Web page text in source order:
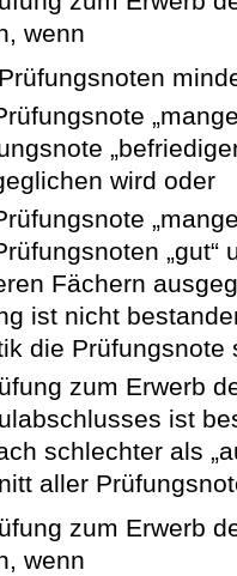
wenn
wird oder
„gut“
Fächern
ist nicht
die Prüfungsnote
zum Erwerb
ist
schlechter als
aller
zum Erwerb
wenn